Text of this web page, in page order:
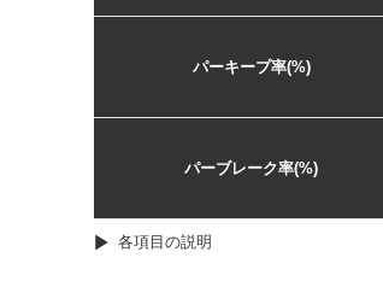
パーキープ率(%)
パーブレーク率(%)
各項目の説明